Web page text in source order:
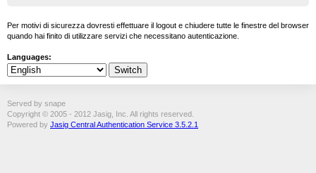
Per motivi di sicurezza dovresti effettuare il logout e chiudere tutte le finestre del browser
quando hai finito di utilizzare servizi che necessitano autenticazione.
Languages:
Served by snape
Copyright © 2005 - 2012 Jasig, Inc. All rights reserved.
Powered by Jasig Central Authentication Service 3.5.2.1